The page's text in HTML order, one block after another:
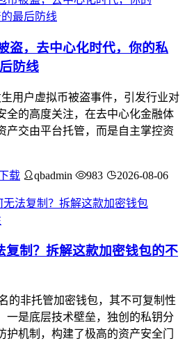
盗，去中心化时代，你的私
防线
用户虚拟币被盗事件，引发行业对
全的高度关注，在去中心化金融体
产交由平台托管，而是自主掌控资
载 qbadmin 983 2026-08-06
复制？拆解这款加密钱包的不
的非托管加密钱包，其不可复制性
一是底层技术壁垒，独创的私钥分
护机制，构建了极高的资产安全门